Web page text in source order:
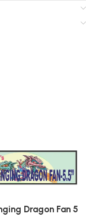
Dragon Fan 5